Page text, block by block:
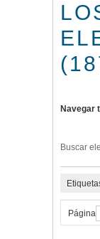
Navegar
Buscar
Página